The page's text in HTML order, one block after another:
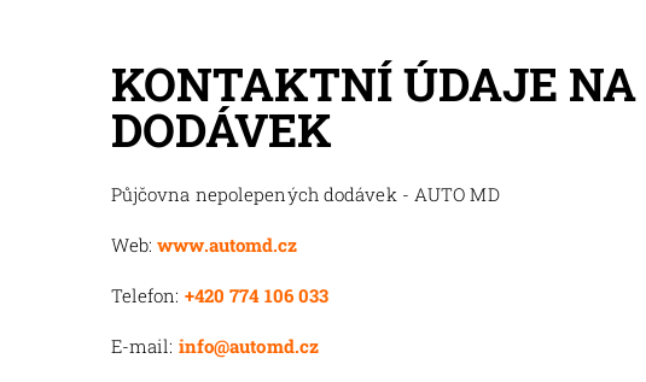
KONTAKTNÍ ÚDAJE
DODÁVEK
Půjčovna nepolepených dodávek - AUTO MD
Web:www.automd.cz
Telefon: +420 774 106 033
E-mail: info@automd.cz